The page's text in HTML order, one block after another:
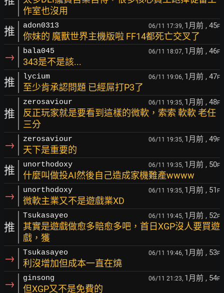
作室也沒用
推 adon0313 06/11 17:39, 1月前 , 45F
你妹的 魔獸世界主機版啦 FF14都死亡交叉了
→ bala045 06/11 18:07, 1月前 , 46F
343是不是該...
推 lycium 06/11 19:06, 1月前 , 47F
至少肯承認問題 已經屌打P3了
推
zerosaviour 06/11 19:35, 1月前 , 48F
反正玩家就是要看到這樣的微軟，索索 軟軟 老任
三分
→ zerosaviour 06/11 19:35, 1月前 , 49F
天下是重要的
推 unorthodoxy 06/11 19:35, 1月前 , 50F
什麼叫做投AI然後自己造成家機難產wwww
→ unorthodoxy 06/11 19:35, 1月前 , 51 F
微軟主業又不是遊戲業XD
推
Tsukasayeo 06/11 19:45, 1月前 , 52F
其實是遊戲做愈多賠愈多吧，首日XGP沒人要買遊
戲，獲
→ Tsukasayeo 06/11 19:46, 1月前 , 53F
利沒增加但成本一直在燒
→ ginsong 06/11 21:23, 1月前 , 54F
但XGP又不是免費的